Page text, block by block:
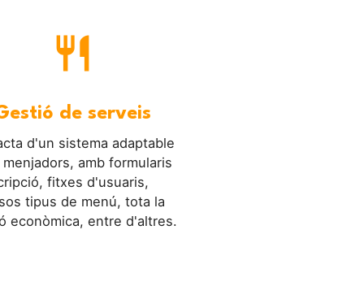
restaurant
de serveis
d'un sistema adaptable
menjadors, amb formularis
fitxes d'usuaris,
tipus de menú, tota la
econòmica, entre d'altres.